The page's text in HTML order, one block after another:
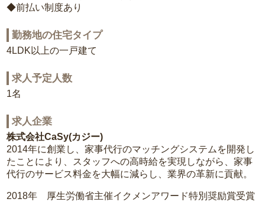
◆前払い制度あり
勤務地の住宅タイプ
4LDK以上の一戸建て
求人予定人数
1名
求人企業
株式会社CaSy(カジー)
2014年に創業し、家事代行のマッチングシステムを開発し
たことにより、スタッフへの高時給を実現しながら、家事
代行のサービス料金を大幅に減らし、業界の革新に貢献。
2018年 厚生労働省主催イクメンアワード特別奨励賞受賞